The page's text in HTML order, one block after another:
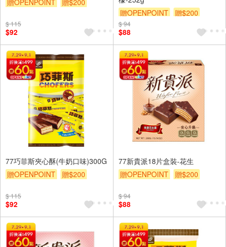
$ 115
$92
贈OPENPOINT
贈$200
$ 94
$88
77巧菲斯夾心酥(牛奶口味)300G
贈OPENPOINT
贈$200
$ 115
$92
77新貴派18片盒裝-花生
贈OPENPOINT
贈$200
$ 94
$88